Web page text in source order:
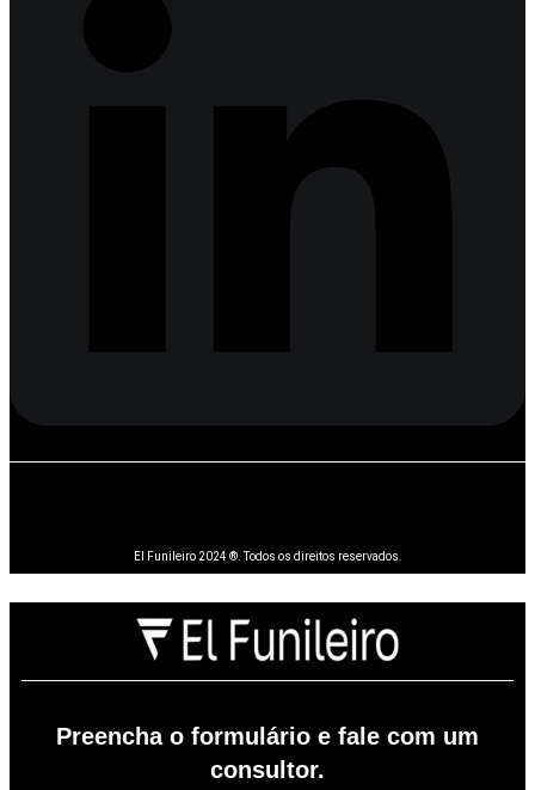
El Funileiro 2024 ®. Todos os direitos reservados.
Preencha o formulário e fale com um
consultor.